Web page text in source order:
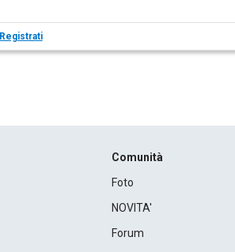
Comunità
Foto
NOVITA'
Forum